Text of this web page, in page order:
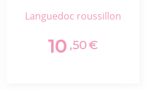
languedoc roussillon
10 ,50€